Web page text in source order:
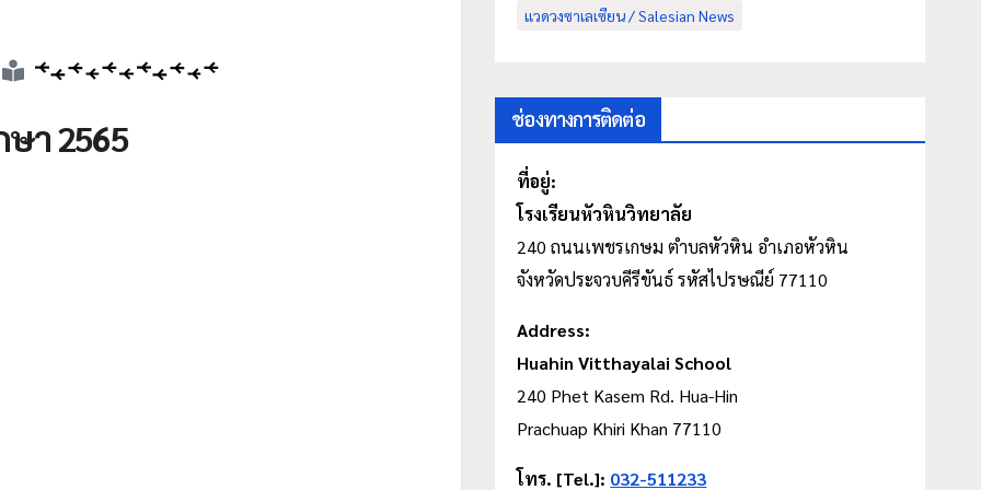
า 2565
แวดวงซาเลเซียน / Salesian News
ช่องทางการติดต่อ
ที่อยู่:
โรงเรียนหัวหินวิทยาลัย
240 ถนนเพชรเกษมตำบลหัวหิน อำเภอหัวหิน
จังหวัดประจวบคีรีขันธ์ รหัสไปรษณีย์ 77110
Address:
Huahin Vitthayalai School
240 Phet Kasem Rd. Hua-Hin
Prachuap Khiri Khan 77110
โทร. [Tel.]: 032-511233